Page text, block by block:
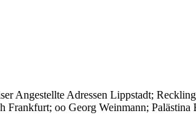
Angestellte Adressen Lippstadt;
oo Georg Weinmann;